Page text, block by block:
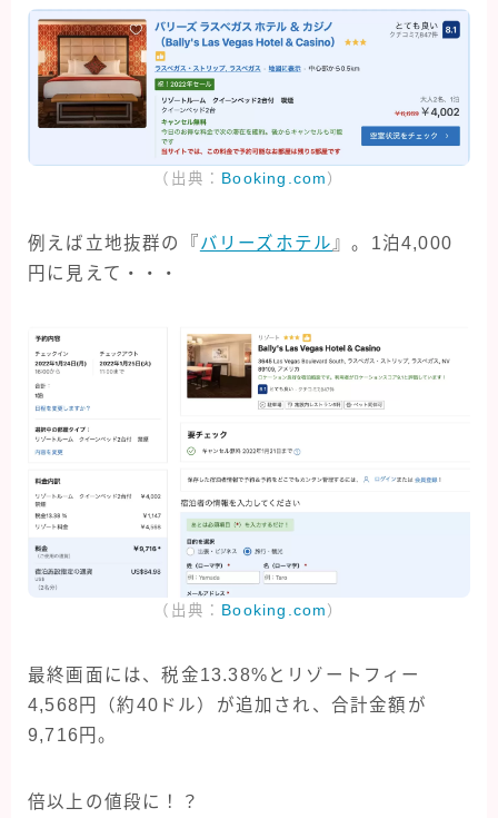
（出典： Booking.com ）
例えば立地抜群の『バリーズホテル 』。1泊4,000
円に見えて・・・
（出典： Booking.com ）
最終画面には、税金13.38%とリゾートフィー
4,568円（約40ドル）が追加され、合計金額が
9,716円。
倍以上の値段に！？